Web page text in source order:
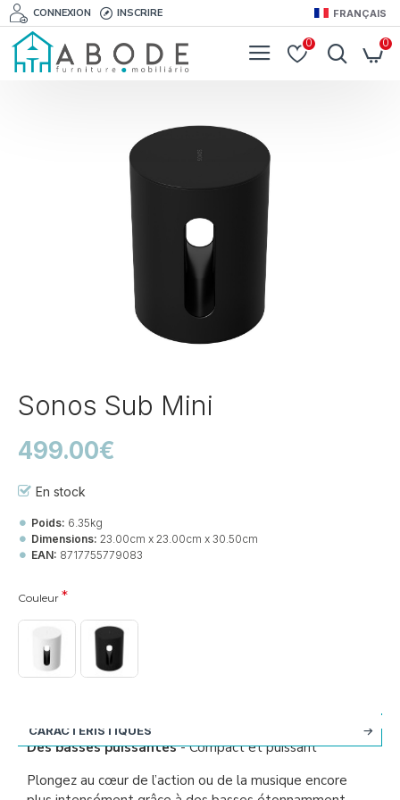
CONNEXION INSCRIRE FRANÇAIS
0 0
Sonos Sub Mini
En stock
Poids: 6.35kg
Dimensions: 23.00cm x 23.00cm x 30.50cm
EAN: 8717755779083
499.00€
Couleur
CARACTÉRISTIQUES
Des basses puissantes- Compact et puissant
Plongez au cœur de l’action ou de la musique encore